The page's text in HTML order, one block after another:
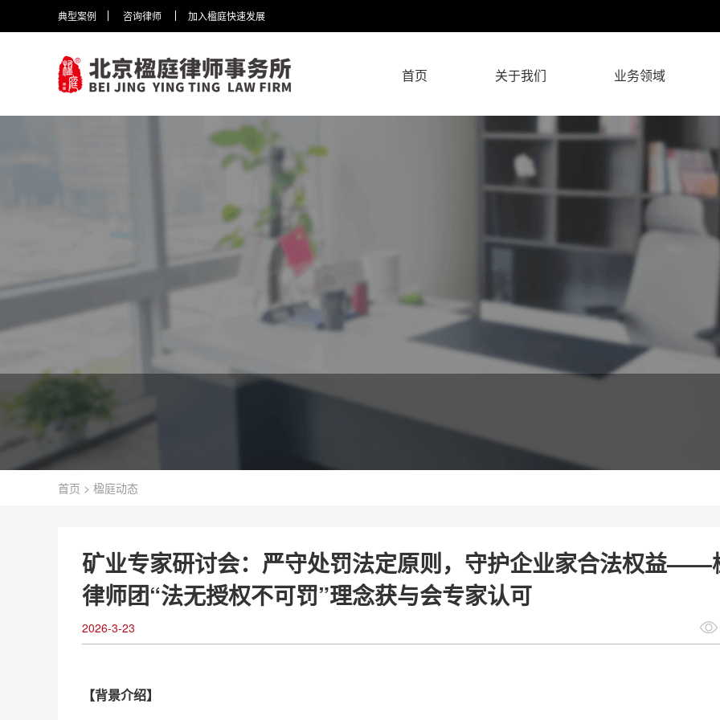
典型案例 咨询律师 加入楹庭快速发展
首页 关于我们 业务领域
首页 > 楹庭动态
矿业专家研讨会：严守处罚法定原则，守护企业家合法权益——
律师团“法无授权不可罚”理念获与会专家认可
2026-3-23
【背景介绍】